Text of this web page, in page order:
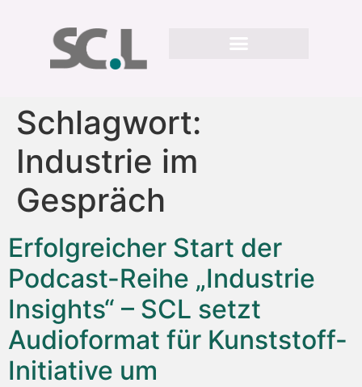
Schlagwort:
Industrie im
Gespräch
Erfolgreicher Start der
Podcast-Reihe „Industrie
Insights“ – SCL setzt
Audioformat für Kunststoff-
Initiative um